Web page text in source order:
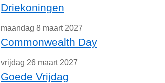
Driekoningen
maandag 8 maart 2027
Commonwealth Day
vrijdag 26 maart 2027
Goede Vrijdag